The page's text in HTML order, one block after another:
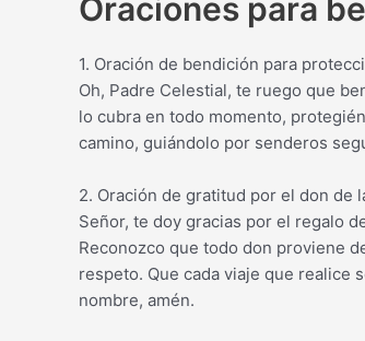
Oraciones para
1. Oración de bendición para
Oh, Padre Celestial, te ruego que
lo cubra en todo momento,
camino, guiándolo por senderos
2. Oración de gratitud por el don de
Señor, te doy gracias por el regalo
Reconozco que todo don proviene
respeto. Que cada viaje que realice
nombre, amén.